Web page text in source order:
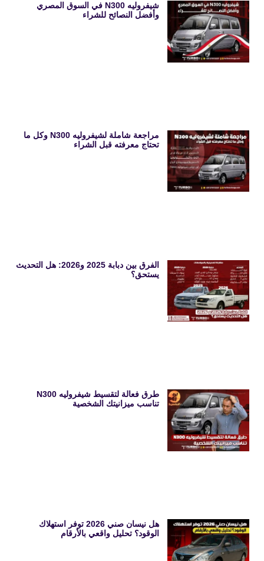
شيفروليه N300 في السوق المصري
وأفضل النصائح للشراء
مراجعة شاملة لشيفروليه N300 وكل ما
تحتاج معرفته قبل الشراء
الفرق بين دبابة 2025 و2026: هل التحديث
يستحق؟
طرق فعالة لتقسيط شيفروليه N300
تناسب ميزانيتك الشخصية
هل نيسان صني 2026 توفر استهلاك
الوقود؟ تحليل واقعي بالأرقام